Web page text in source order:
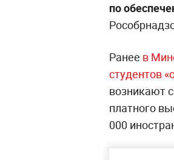
по
Ранее в
студентов
возникают
платного
000